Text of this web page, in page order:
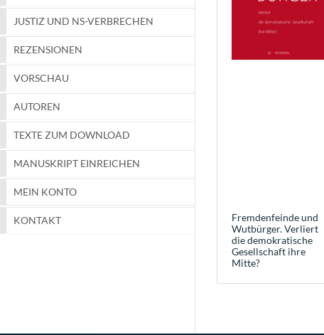
JUSTIZ UND NS-VERBRECHEN
REZENSIONEN
VORSCHAU
AUTOREN
TEXTE ZUM DOWNLOAD
MANUSKRIPT EINREICHEN
MEIN KONTO
KONTAKT
Fremdenfeinde und
Wutbürger. Verliert
die demokratische
Gesellschaft ihre
Mitte?